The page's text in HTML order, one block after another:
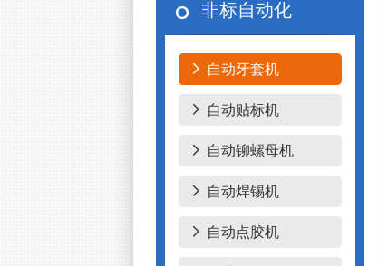
非标自动化
自动牙套机
自动贴标机
自动铆螺母机
自动焊锡机
自动点胶机